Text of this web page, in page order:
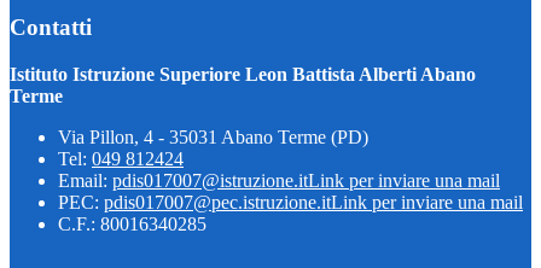
Contatti
Istituto Istruzione Superiore Leon Battista Alberti Abano
Terme
Via Pillon, 4 - 35031 Abano Terme (PD)
Tel: 049 812424
Email: pdis017007@istruzione.itLink per inviare una mail
PEC: pdis017007@pec.istruzione.itLink per inviare una mail
C.F.: 80016340285